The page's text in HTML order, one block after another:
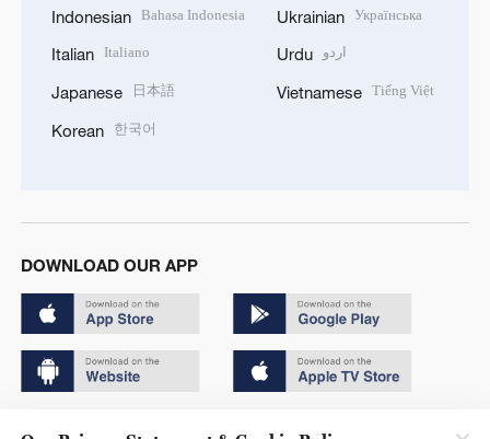
Indonesian Bahasa Indonesia
Italian Italiano
Japanese 日本語
Korean 한국어
Ukrainian Українська
Urdu اردو
Vietnamese Tiếng Việt
DOWNLOAD OUR APP